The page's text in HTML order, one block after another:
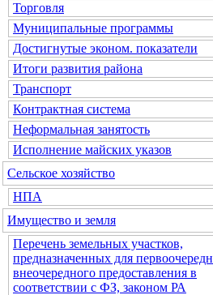
Торговля
Муниципальные программы
Достигнутые эконом. показатели
Итоги развития района
Транспорт
Контрактная система
Неформальная занятость
Исполнение майских указов
Сельское хозяйство
НПА
Имущество и земля
Перечень земельных участков,
предназначенных для
внеочередного предоставления в
соответствии с ФЗ, законом РА